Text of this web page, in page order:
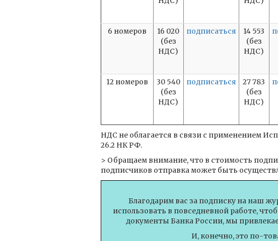
6 номеров
16 020
(без
НДС)
подписаться
14 553
(без
НДС)
12 номеров
30 540
(без
НДС)
подписаться
27 783
(без
НДС)
НДС не облагается в связи с применением
26.2 НК РФ.
> Обращаем внимание, что в стоимость
подписчиков отправка может быть
Благодарим вас за подписку на наш
использовать в повседневной работе,
документы Банка России, мы
И, конечно, это по-